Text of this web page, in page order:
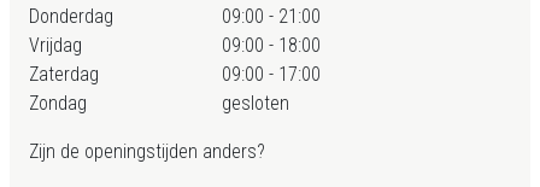
Donderdag
09:00 - 21:00
Vrijdag
09:00 - 18:00
Zaterdag
09:00 - 17:00
Zondag
gesloten
Zijn de openingstijden anders?